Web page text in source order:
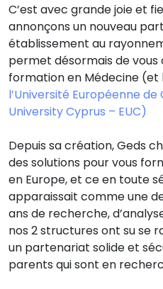
C’est avec grande joie et
annonçons un nouveau
établissement au
permet désormais de
formation en Médecine (et
l’Université Européenne
University Cyprus – EUC)
Depuis sa création, Geds
des solutions pour vous
en Europe, et ce en toute
apparaissait comme une
ans de recherche,
nos 2 structures ont su se
un partenariat solide et
parents qui sont en